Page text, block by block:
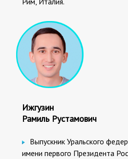
Ижгузин
Рамиль Рустамович
Выпускник Уральского
имени первого Президента